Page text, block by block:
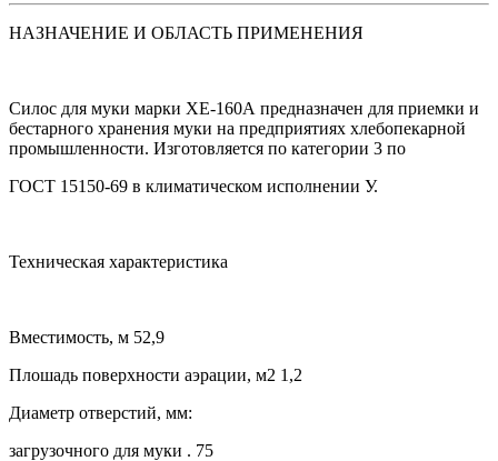
НАЗНАЧЕНИЕ И ОБЛАСТЬ ПРИМЕНЕНИЯ
Силос для муки марки ХЕ-160А предназначен для приемки и
бестарного хранения муки на предприятиях хлебопекарной
промышленности. Изготовляется по категории 3 по
ГОСТ 15150-69 в климатическом исполнении У.
Техническая характеристика
Вместимость, м 52,9
Плошадь поверхности аэрации, м2 1,2
Диаметр отверстий, мм:
загрузочного для муки . 75